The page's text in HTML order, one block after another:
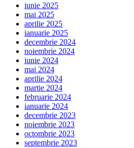
iunie 2025
mai 2025
aprilie 2025
ianuarie 2025
decembrie 2024
noiembrie 2024
iunie 2024
mai 2024
aprilie 2024
martie 2024
februarie 2024
ianuarie 2024
decembrie 2023
noiembrie 2023
octombrie 2023
septembrie 2023